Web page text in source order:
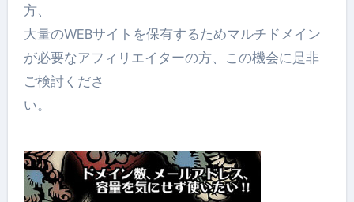
方、
大量のWEBサイトを保有するためマルチドメイン
が必要なアフィリエイターの方、この機会に是非
ご検討くださ
い。